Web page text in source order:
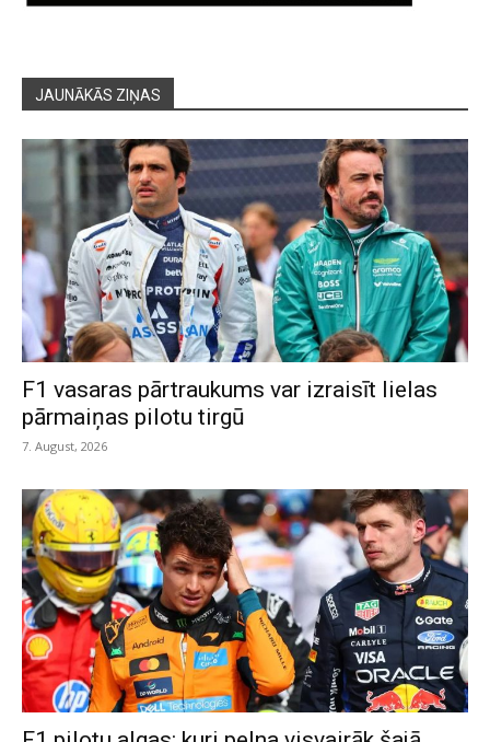
JAUNĀKĀS ZIŅAS
F1 vasaras pārtraukums var izraisīt lielas
pārmaiņas pilotu tirgū
7. August, 2026